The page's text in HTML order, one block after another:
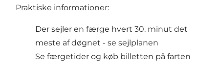
Praktiske informationer:
Der sejler en færge hvert 30. minut det
meste af døgnet - se sejlplanen
Se færgetider og køb billetten på farten